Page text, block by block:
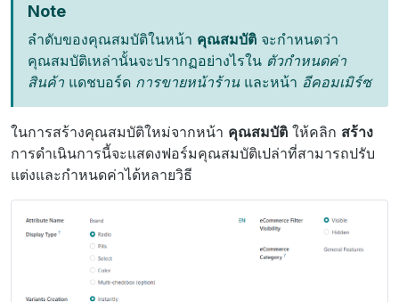
Note
ลำดับของคุณสมบัติในหน้า คุณสมบัติ จะกำหนดว่า
คุณสมบัติเหล่านั้นจะปรากฏอย่างไรใน ตัวกำหนดค่า
สินค้า แดชบอร์ด การขายหน้าร้าน และหน้า อีคอมเมิร์ซ
ในการสร้างคุณสมบัติใหม่จากหน้า คุณสมบัติ ให้คลิก สร้าง
การดำเนินการนี้จะแสดงฟอร์มคุณสมบัติเปล่าที่สามารถปรับ
แต่งและกำหนดค่าได้หลายวิธี